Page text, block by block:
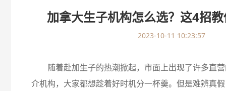
加拿大生子机构怎么选？这4招
2023-10-11 10:23:57
随着赴加生子的热潮掀起，市面上出现了许多直
介机构，大家都想趁着好时机分一杯羹。但是难辨真